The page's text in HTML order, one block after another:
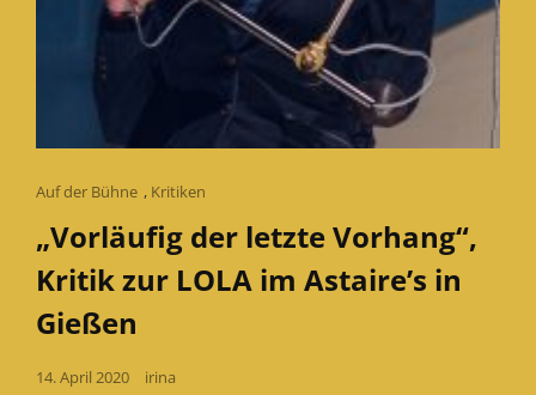
Cat
Auf der Bühne , Kritiken
„Vorläufig der letzte Vorhang“,
Kritik zur LOLA im Astaire’s in
Gießen
Posted
14. April 2020 irina